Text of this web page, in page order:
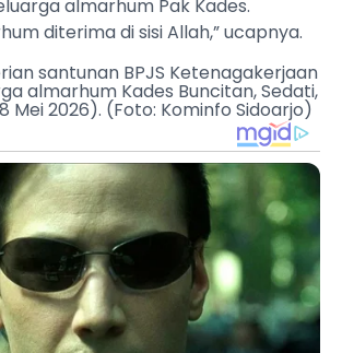
almarhum Pak Kades.
diterima di sisi Allah,” ucapnya.